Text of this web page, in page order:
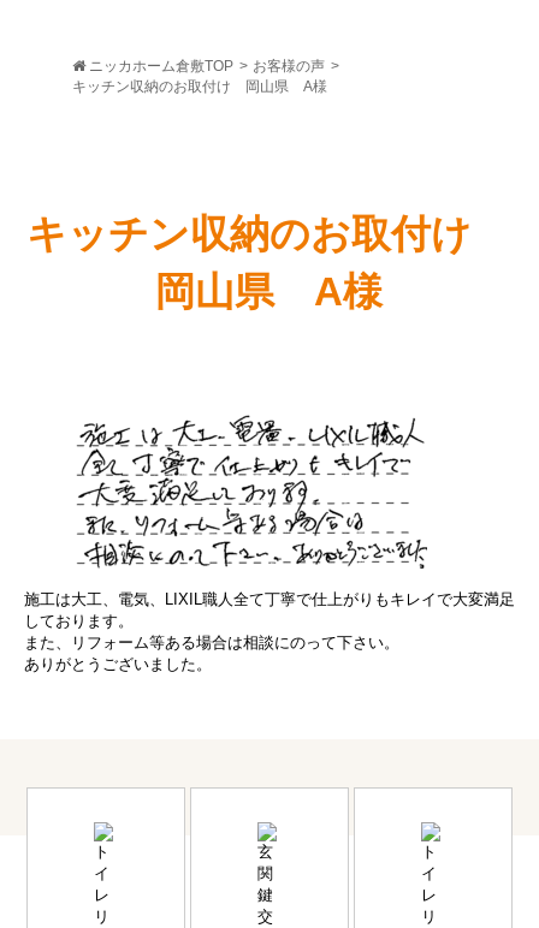
ニッカホーム倉敷TOP > お客様の声 >
キッチン収納のお取付け 岡山県 A様
キッチン収納のお取付け
岡山県 A様
施工は大工、電気、LIXIL職人全て丁寧で仕上がりもキレイで大変満足
しております。
また、リフォーム等ある場合は相談にのって下さい。
ありがとうございました。